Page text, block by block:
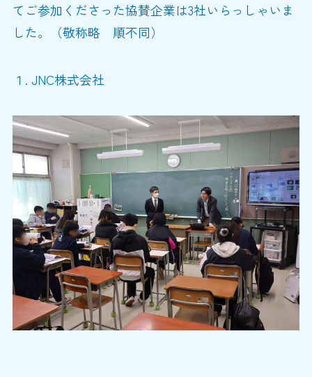
てご参加くださった協賛企業は3社いらっしゃいま
した。（敬称略 順不同）
１. JNC株式会社